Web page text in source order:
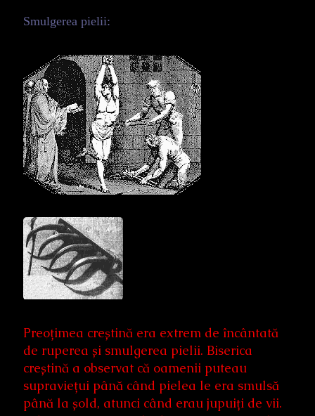
Smulgerea pielii:
Preoțimea creștină era extrem de încântată
de ruperea și smulgerea pielii. Biserica
creștină a observat că oamenii puteau
supraviețui până când pielea le era smulsă
până la șold, atunci când erau jupuiți de vii.